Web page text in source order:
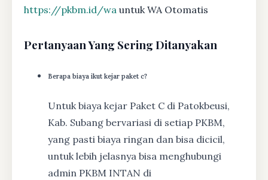
https://pkbm.id/wa untuk WA Otomatis
Pertanyaan Yang Sering Ditanyakan
Berapa biaya ikut kejar paket c?
Untuk biaya kejar Paket C di Patokbeusi,
Kab. Subang bervariasi di setiap PKBM,
yang pasti biaya ringan dan bisa dicicil,
untuk lebih jelasnya bisa menghubungi
admin PKBM INTAN di